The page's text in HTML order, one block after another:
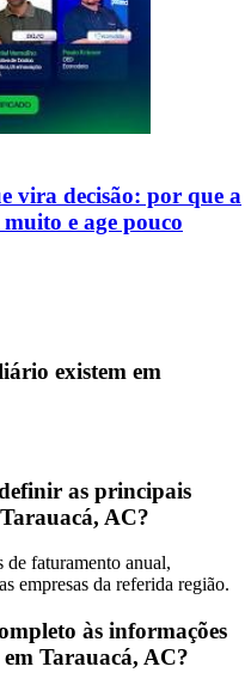
vira decisão: por que a
e age pouco
existem em
as principais
AC?
de faturamento anual,
empresas da referida região.
às informações
Tarauacá, AC?